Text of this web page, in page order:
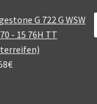
G 722 G WSW
- 15 76H TT
€